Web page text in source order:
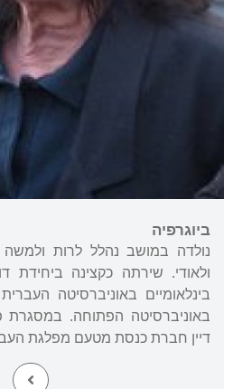
ביוגרפיה
נולדה במושב נהלל לרות ולמשה
ולאודי. שירתה כקצינה ביחידת
בינלאומיים באוניברסיטה
באוניברסיטה הפתוחה. במסגרת
דיין חברת כנסת מטעם מפלגת העבודה